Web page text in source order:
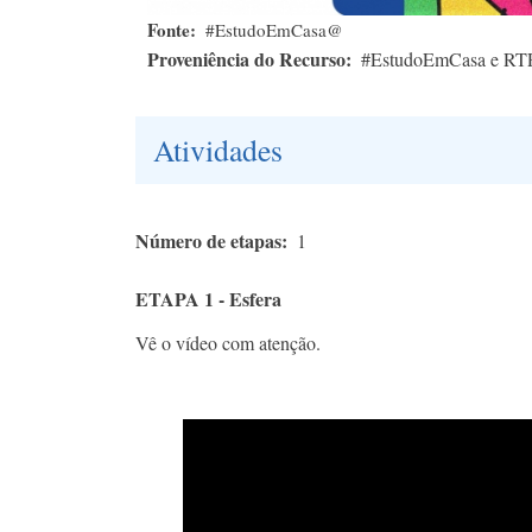
Fonte #EstudoEmCasa@
Proveniência do Recurso #EstudoEmCasa e
Atividades
Número de etapas 1
ETAPA 1 - Esfera
Vê o vídeo com atenção.